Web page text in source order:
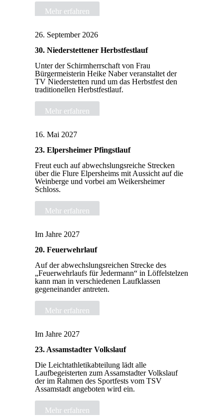
Mehr erfahren
26. September 2026
30. Niederstettener Herbstfestlauf
Unter der Schirmherrschaft von Frau
Bürgermeisterin Heike Naber veranstaltet der
TV Niederstetten rund um das Herbstfest den
traditionellen Herbstfestlauf.
Mehr erfahren
16. Mai 2027
23. Elpersheimer Pfingstlauf
Freut euch auf abwechslungsreiche Strecken
über die Flure Elpersheims mit Aussicht auf die
Weinberge und vorbei am Weikersheimer
Schloss.
Mehr erfahren
Im Jahre 2027
20. Feuerwehrlauf
Auf der abwechslungsreichen Strecke des
„Feuerwehrlaufs für Jedermann“ in Löffelstelzen
kann man in verschiedenen Laufklassen
gegeneinander antreten.
Mehr erfahren
Im Jahre 2027
23. Assamstadter Volkslauf
Die Leichtathletikabteilung lädt alle
Laufbegeisterten zum Assamstadter Volkslauf
der im Rahmen des Sportfests vom TSV
Assamstadt angeboten wird ein.
Mehr erfahren